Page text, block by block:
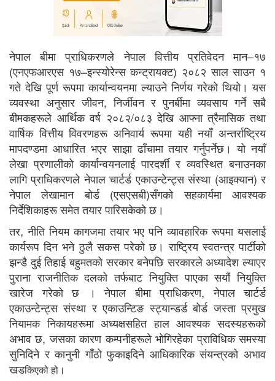
नेपाल बीमा प्राधिकरणले नेपाल वित्तीय प्रतिवेदन मान–१७
(एनएफआरएस १७–इन्स्योरेन्स कन्ट्रायक्ट) २०८२ साल साउन १
गते देखि पूर्ण रूपमा कार्यान्वयनमा ल्याउने निर्णय गरेको थियो। यस
व्यवस्था अनुसार जीवन, निर्जीवन र पुनर्बीमा व्यवसाय गर्ने सबै
बीमकहरूले आर्थिक वर्ष २०८२/०८३ देखि आफ्ना त्रैमासिक तथा
वार्षिक वित्तीय विवरणहरू अनिवार्य रूपमा यही नयाँ अन्तर्राष्ट्रिय
मापदण्डमा आधारित भएर साझा ढाँचामा तयार गर्नुपर्नेछ। यो नयाँ
लेखा प्रणालीको कार्यान्वयनलाई पारदर्शी र व्यवस्थित बनाउनका
लागि प्राधिकरणले नेपाल चार्टर्ड एकाउन्टेन्ट्स संस्था (आइक्यान) र
नेपाल लेखामान बोर्ड (एसएसबी)सँगको सहकार्यमा आवश्यक
निर्देशिकाहरू समेत तयार पारिसकेको छ।
तर, नीति नियम कागजमा तयार भए पनि व्यावहारिक रूपमा यसलाई
कार्यरूप दिन भने ठुलै सकस परेको छ। राष्ट्रिय स्वतन्त्र पार्टीको
झन्डै दुई तिहाई बहुमतको सरकार बनेपछि सरकारले अध्यादेश ल्याएर
पुराना राजनीतिक दलको तर्फबाट नियुक्ति पाएका सयौं नियुक्ति
खारेज गरेको छ । नेपाल बीमा प्राधिकरण, नेपाल चार्टर्ड
एकाउन्टेन्ट्स संस्था र एकाउन्टिङ स्ट्यान्डर्ड बोर्ड जस्ता प्रमुख
नियामक निकायहरूमा अध्यक्षसहित हाल आवश्यक सदस्यहरूको
अभाव छ, जसका कारण कम्पनीहरूले भोगिरहेका प्राविधिक समस्या
सुनिदिने र कानुनी गाँठो फुकाइदिने आधिकारिक संयन्त्रको अभाव
खडकिएको हो।